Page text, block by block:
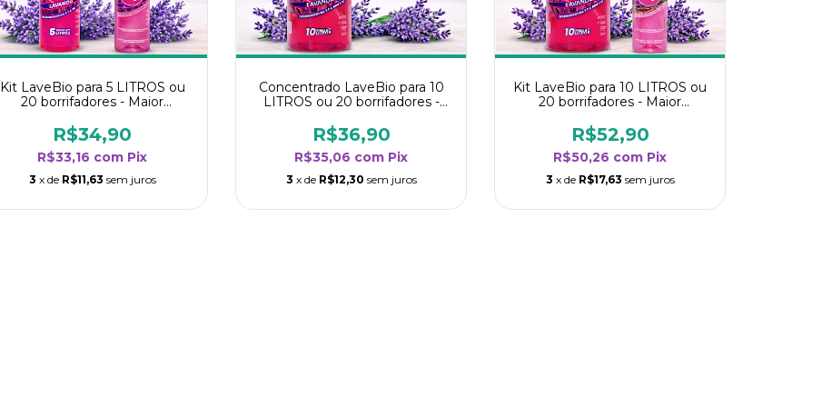
Kit LaveBio para 5 LITROS ou
20 borrifadores - Maior
Lavanda
R$34,90
R$33,16 com Pix
3 x de R$11,63 sem juros
Concentrado LaveBio para 10
LITROS ou 20 borrifadores -
- Lavanda
R$36,90
R$35,06 com Pix
3 x de R$12,30 sem juros
Kit LaveBio para 10 LITROS ou
20 borrifadores - Maior
Lavanda
R$52,90
R$50,26 com Pix
3 x de R$17,63 sem juros